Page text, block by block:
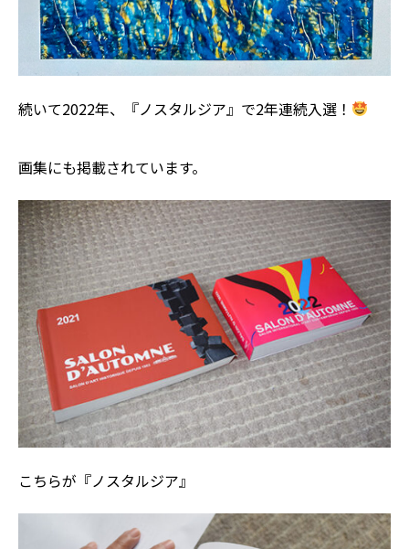
続いて2022年、『ノスタルジア』で2年連続入選！
画集にも掲載されています。
こちらが『ノスタルジア』